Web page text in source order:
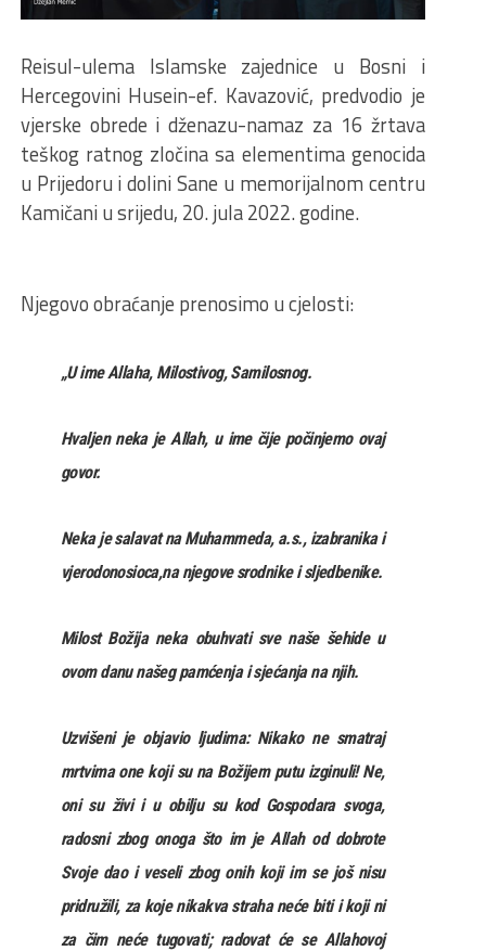
Reisul-ulema Islamske zajednice u Bosni i
Hercegovini Husein-ef. Kavazović, predvodio je
vjerske obrede i dženazu-namaz za 16 žrtava
teškog ratnog zločina sa elementima genocida
u Prijedoru i dolini Sane u memorijalnom centru
Kamičani u srijedu, 20. jula 2022. godine.
Njegovo obraćanje prenosimo u cjelosti:
„U ime Allaha, Milostivog, Samilosnog.
Hvaljen neka je Allah, u ime čije počinjemo ovaj
govor.
Neka je salavat na Muhammeda, a.s., izabranika i
vjerodonosioca,na njegove srodnike i sljedbenike.
Milost Božija neka obuhvati sve naše šehide u
ovom danu našeg pamćenja i sjećanja na njih.
Uzvišeni je objavio ljudima: Nikako ne smatraj
mrtvima one koji su na Božijem putu izginuli! Ne,
oni su živi i u obilju su kod Gospodara svoga,
radosni zbog onoga što im je Allah od dobrote
Svoje dao i veseli zbog onih koji im se još nisu
pridružili, za koje nikakva straha neće biti i koji ni
za čim neće tugovati; radovat će se Allahovoj